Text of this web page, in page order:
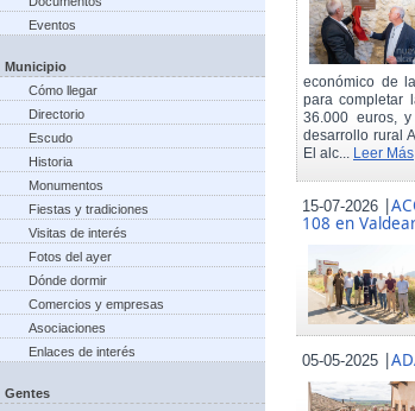
Eventos
Municipio
Cómo llegar
Directorio
Escudo
Historia
Monumentos
Fiestas y tradiciones
Visitas de interés
Fotos del ayer
Dónde dormir
Comercios y empresas
Asociaciones
Enlaces de interés
Gentes
económico de
para completar
36.000 euros,
desarrollo rural
El alc... Leer Más
15-07-2026 |
108 en
05-05-2025 |